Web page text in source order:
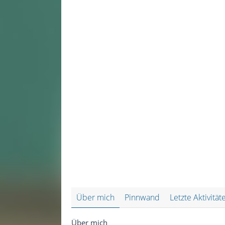
Über mich Pinnwand Letzte
Über mich